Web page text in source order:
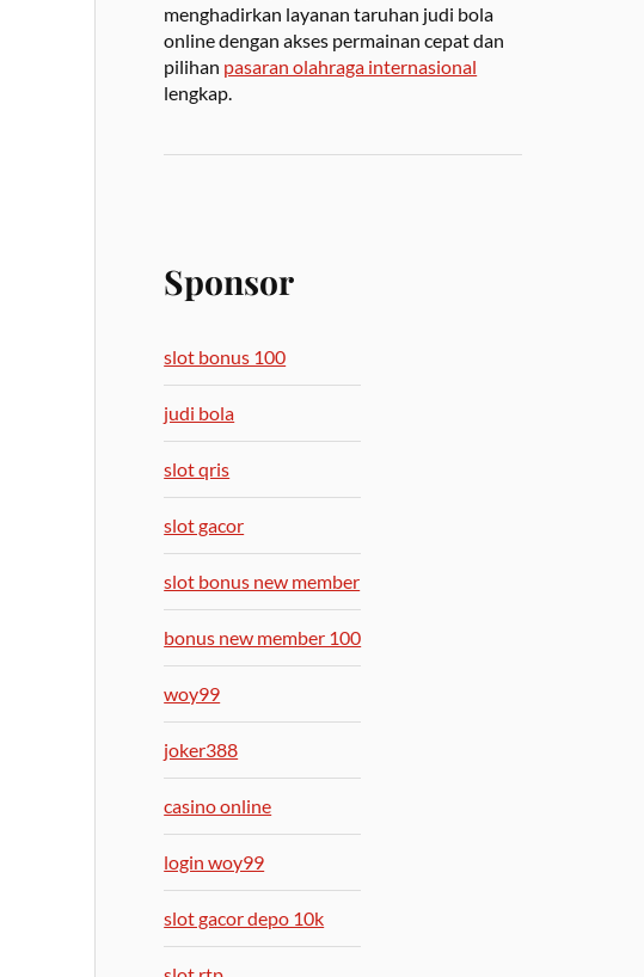
menghadirkan layanan taruhan judi bola
online dengan akses permainan cepat dan
pilihan pasaran olahraga internasional
lengkap.
Sponsor
slot bonus 100
judi bola
slot qris
slot gacor
slot bonus new member
bonus new member 100
woy99
joker388
casino online
login woy99
slot gacor depo 10k